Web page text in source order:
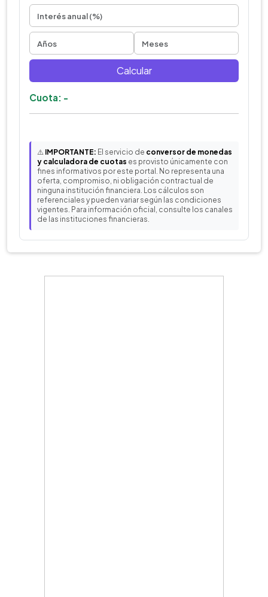
Calcular
Cuota: -
⚠️ IMPORTANTE: El servicio de conversor de monedas
y calculadora de cuotas es provisto únicamente con
fines informativos por este portal. No representa una
oferta, compromiso, ni obligación contractual de
ninguna institución financiera. Los cálculos son
referenciales y pueden variar según las condiciones
vigentes. Para información oficial, consulte los canales
de las instituciones financieras.